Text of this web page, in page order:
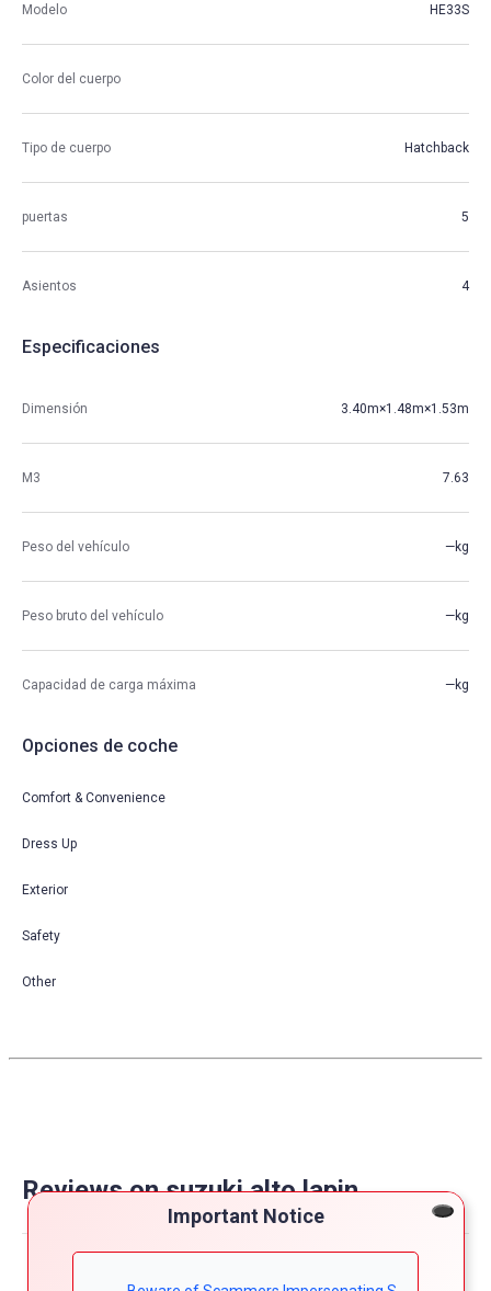
Important Notice
Modelo HE33S
Color del cuerpo
Tipo de cuerpo Hatchback
puertas 5
Asientos 4
Especificaciones
Dimensión 3.40m×1.48m×1.53m
M3 7.63
Peso del vehículo —kg
Peso bruto del vehículo —kg
Capacidad de carga máxima —kg
Opciones de coche
Comfort & Convenience
Dress Up
Exterior
Safety
Other
Reviews on suzuki alto lapin
Powered by